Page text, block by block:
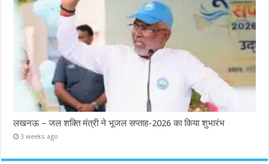
लखनऊ – जल शक्ति मंत्री ने भूजल सप्ताह-2026 का किया शुभारंभ
3 weeks ago